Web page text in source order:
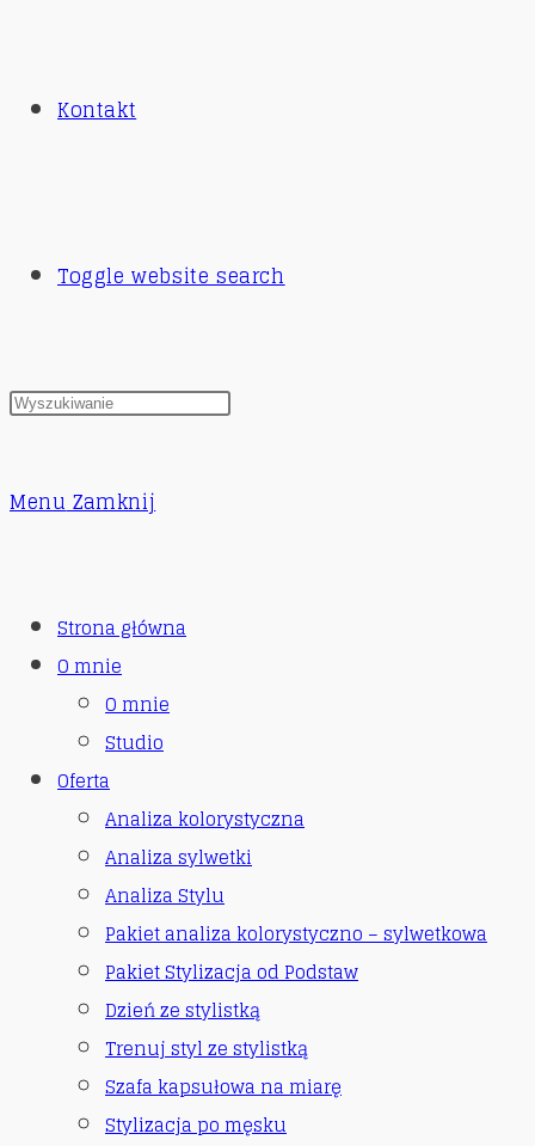
Kontakt
Toggle website search
Menu Zamknij
Strona główna
O mnie
O mnie
Studio
Oferta
Analiza kolorystyczna
Analiza sylwetki
Analiza Stylu
Pakiet analiza kolorystyczno – sylwetkowa
Pakiet Stylizacja od Podstaw
Dzień ze stylistką
Trenuj styl ze stylistką
Szafa kapsułowa na miarę
Stylizacja po męsku